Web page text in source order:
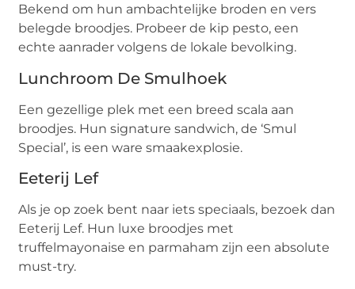
Bekend om hun ambachtelijke broden en vers
belegde broodjes. Probeer de kip pesto, een
echte aanrader volgens de lokale bevolking.
Lunchroom De Smulhoek
Een gezellige plek met een breed scala aan
broodjes. Hun signature sandwich, de ‘Smul
Special’, is een ware smaakexplosie.
Eeterij Lef
Als je op zoek bent naar iets speciaals, bezoek dan
Eeterij Lef. Hun luxe broodjes met
truffelmayonaise en parmaham zijn een absolute
must-try.